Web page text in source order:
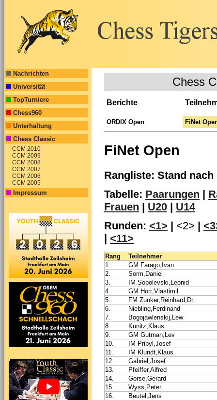
Nachrichten
Universität
TopTurniere
Chess960
Unterhaltung
Chess Classic
CCM 2010
CCM 2009
CCM 2008
CCM 2007
CCM 2006
CCM 2005
Impressum
Chess
Berichte
ORDIX Open FiNet
FiNet Open
Rangliste: Stand
Tabelle: Paarungen |
Frauen | U20 | U14
Runden: <1> <2>
<11>
Rang
Teilnehmer
1.
GM Farago,Ivan
2.
Sorm,Daniel
3.
IM Sobolevski,Leonid
4.
GM Hort,Vlastimil
5.
FM Zunker,Reinhard,Dr.
6.
Niebling,Ferdinand
7.
Bogojawlenskij,Lew
8.
Künitz,Klaus
9.
GM Gutman,Lev
10.
IM Pribyl,Josef
11.
IM Klundt,Klaus
12.
Gabriel,Josef
13.
Pfeiffer,Alfred
14.
Gorse,Gerard
15.
Wyss,Peter
16.
Beutel,Jens